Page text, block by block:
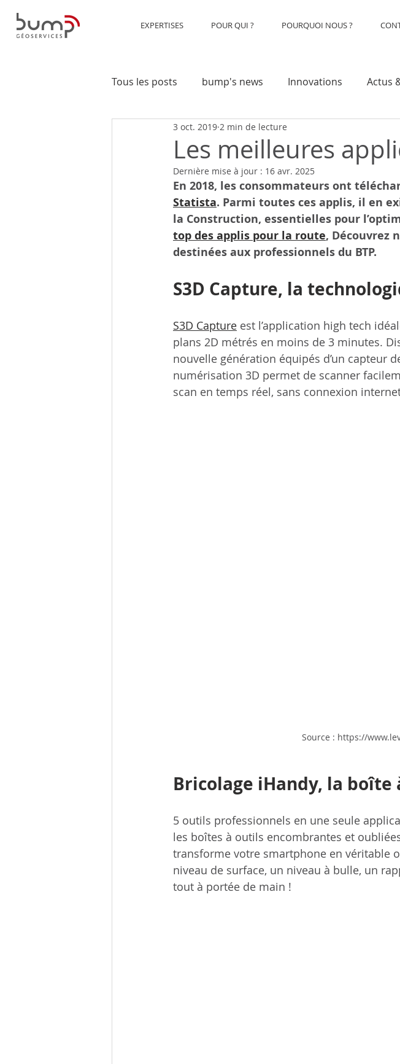
EXPERTISES POUR QUI ? POURQUOI NOUS ?
Tous les posts bump's news Innovations Actus
Transports Construction
Les meilleures
3 oct. 2019 2 min de lecture
Dernière mise à jour : 16 avr. 2025
En 2018, les consommateurs ont
Statista. Parmi toutes ces applis, il en
la Construction, essentielles pour
top des applis pour la route, Découvrez
destinées aux professionnels du BTP.
S3D Capture, la
S3D Capture est l’application high tech
plans 2D métrés en moins de 3 minutes.
nouvelle génération équipés d’un capteur
numérisation 3D permet de scanner
scan en temps réel, sans connexion
Source : https://
Bricolage iHandy, la boîte
5 outils professionnels en une seule
les boîtes à outils encombrantes et
transforme votre smartphone en véritable
niveau de surface, un niveau à bulle, un
tout à portée de main !